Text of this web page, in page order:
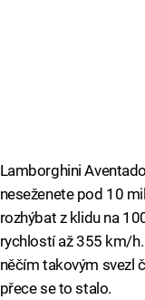
Lamborghini
neseženete pod 10
rozhýbat z klidu na
rychlostí až 355 km/
něčím takovým svezl
přece se to stalo.